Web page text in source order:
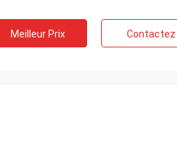
Meilleur Prix Contactez